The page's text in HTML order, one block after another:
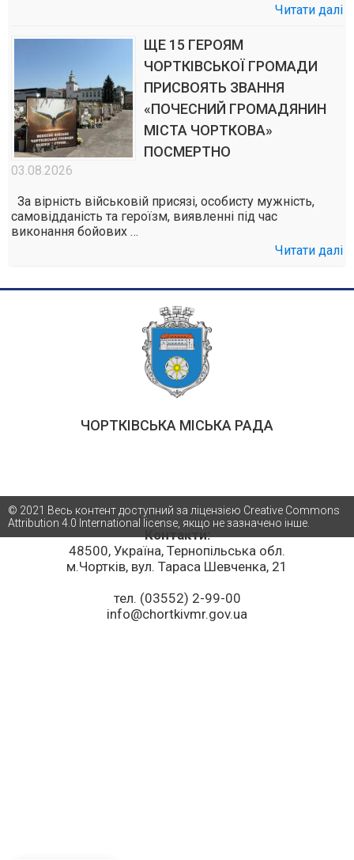
Читати далі
ЩЕ 15 ГЕРОЯМ
ЧОРТКІВСЬКОЇ ГРОМАДИ
ПРИСВОЯТЬ ЗВАННЯ
«ПОЧЕСНИЙ ГРОМАДЯНИН
МІСТА ЧОРТКОВА»
ПОСМЕРТНО
03.08.2026
За вірність військовій присязі, особисту мужність,
самовідданість та героїзм, виявленні під час
виконання бойових …
Читати далі
ЧОРТКІВСЬКА МІСЬКА РАДА
Контакти:
48500, Україна, Тернопільська обл.
м.Чортків, вул. Тараса Шевченка, 21
тел. (03552) 2-99-00
info@chortkivmr.gov.ua
© 2021 Весь контент доступний за ліцензією Creative Commons
Attribution 4.0 International license, якщо не зазначено інше.